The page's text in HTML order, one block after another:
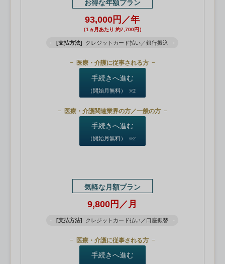
お得な年額プラン
93,000円／年
（1ヵ月あたり 約7,700円）
[支払方法] クレジットカード払い／銀行振込
医療・介護に従事される方
手続きへ進む
（開始月無料） ※2
医療・介護関連業界の方／一般の方
手続きへ進む
（開始月無料） ※2
気軽な月額プラン
9,800円／月
[支払方法] クレジットカード払い／口座振替
医療・介護に従事される方
手続きへ進む